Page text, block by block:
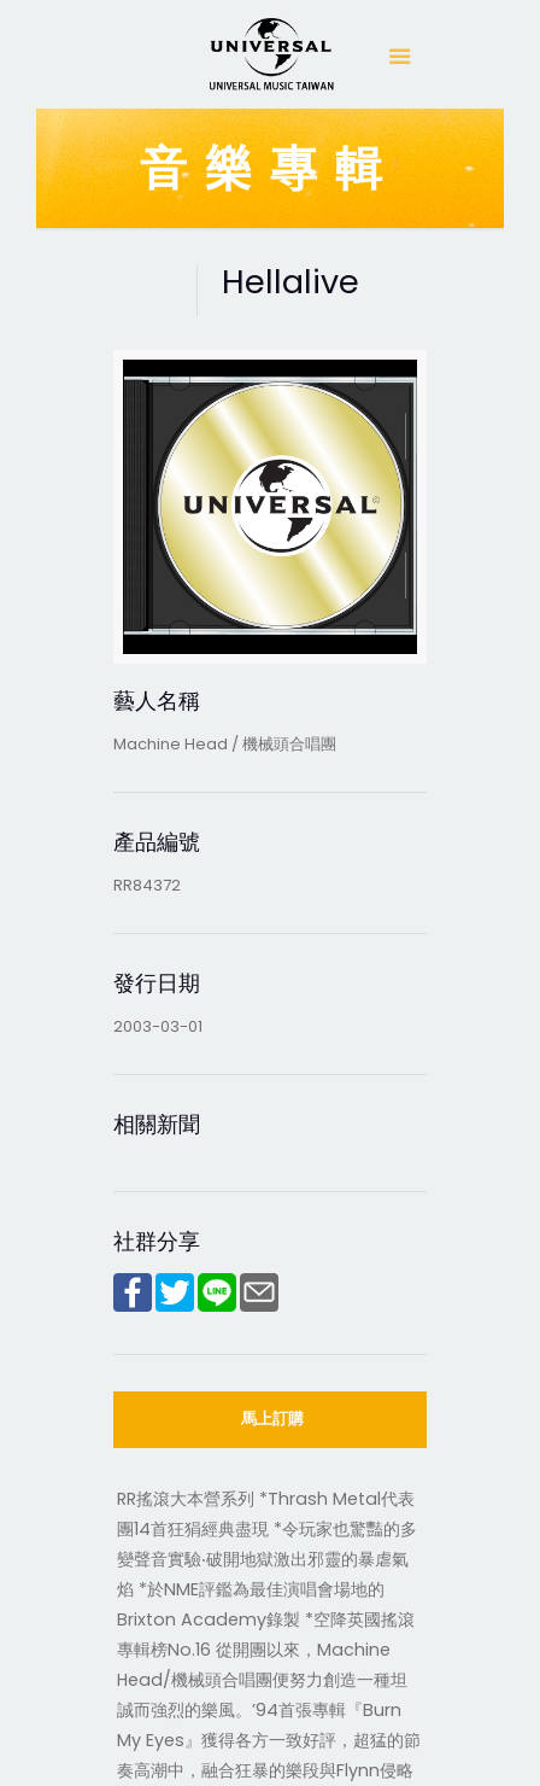
音樂專輯
Hellalive
藝人名稱
Machine Head / 機械頭合唱團
產品編號
RR84372
發行日期
2003-03-01
相關新聞
社群分享
馬上訂購
RR搖滾大本營系列 *Thrash Metal代表
團14首狂狷經典盡現 *令玩家也驚豔的多
變聲音實驗‧破開地獄激出邪靈的暴虐氣
焰 *於NME評鑑為最佳演唱會場地的
Brixton Academy錄製 *空降英國搖滾
專輯榜No.16 從開團以來，Machine
Head/機械頭合唱團便努力創造一種坦
誠而強烈的樂風。’94首張專輯『Burn
My Eyes』獲得各方一致好評，超猛的節
奏高潮中，融合狂暴的樂段與Flynn侵略